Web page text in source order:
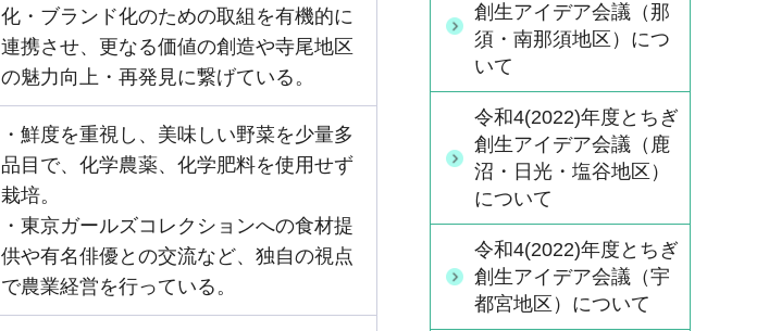
化・ブランド化のための取組を有機的に
連携させ、更なる価値の創造や寺尾地区
の魅力向上・再発見に繋げている。
・鮮度を重視し、美味しい野菜を少量多
品目で、化学農薬、化学肥料を使用せず
栽培。
・東京ガールズコレクションへの食材提
供や有名俳優との交流など、独自の視点
で農業経営を行っている。
創生アイデア会議（那
須・南那須地区）につ
いて
令和4(2022)年度とちぎ
創生アイデア会議（鹿
沼・日光・塩谷地区）
について
令和4(2022)年度とちぎ
創生アイデア会議（宇
都宮地区）について